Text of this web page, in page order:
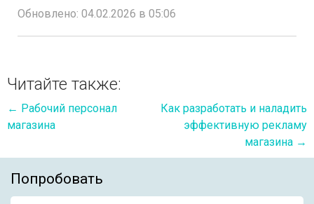
Обновлено: 04.02.2026 в 05:06
Читайте также:
← Рабочий персонал
магазина
Как разработать и наладить
эффективную рекламу
магазина →
Попробовать